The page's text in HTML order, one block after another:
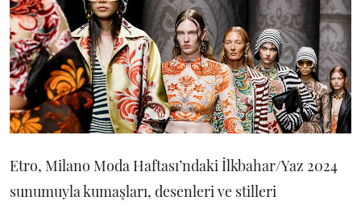
Etro, Milano Moda Haftası’ndaki İlkbahar/Yaz 2024
sunumuyla kumaşları, desenleri ve stilleri